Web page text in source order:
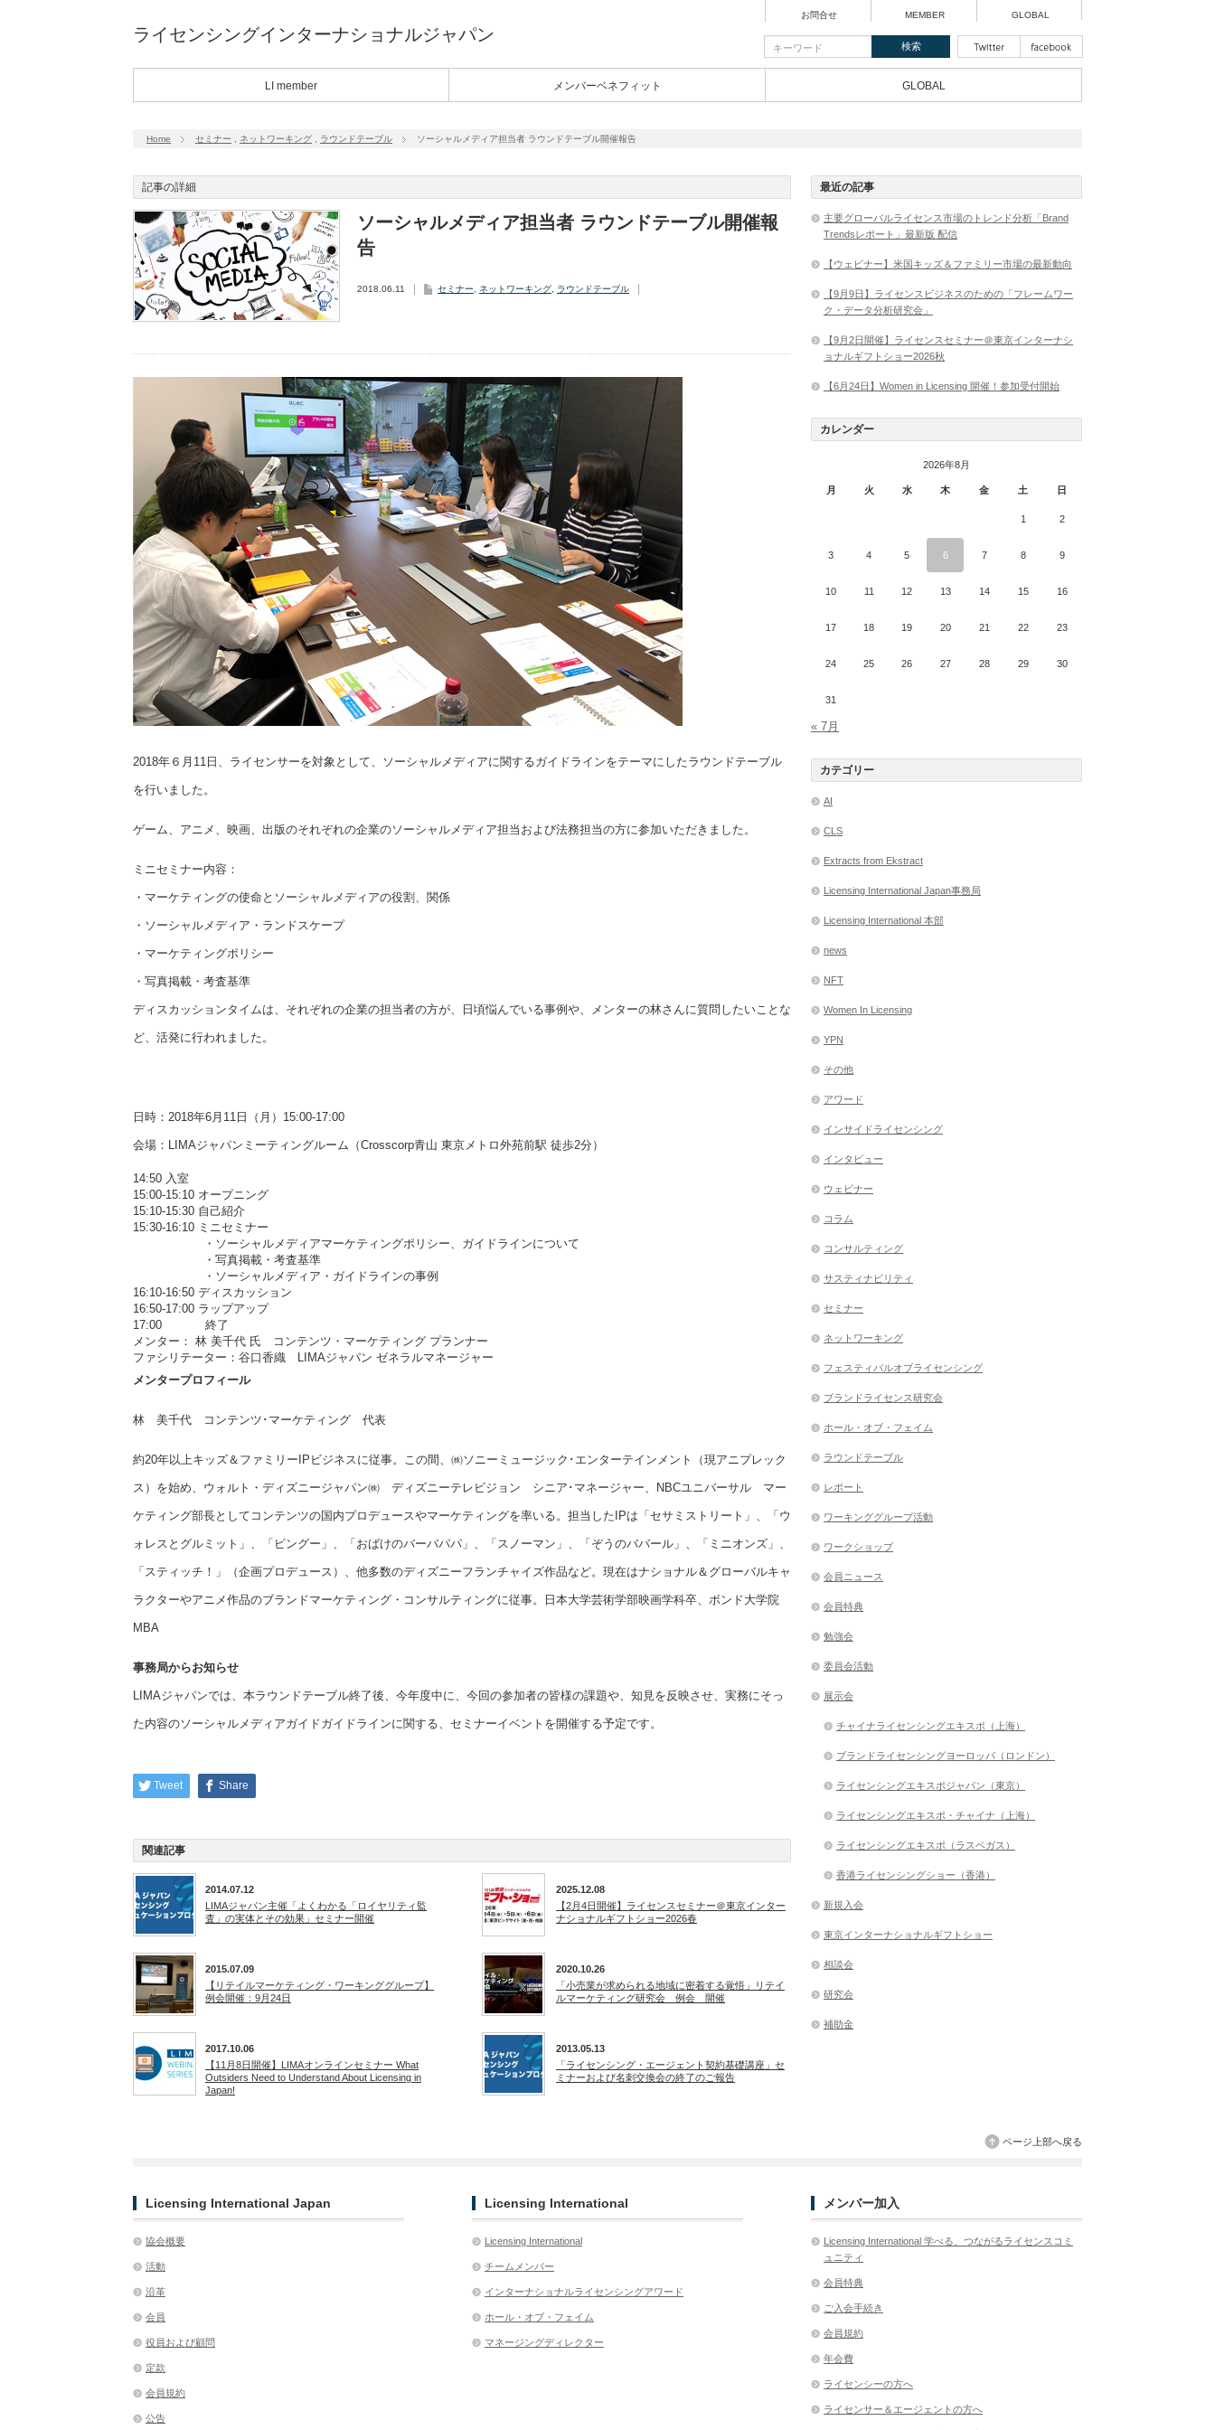
ライセンシングインターナショナルジャパン
お問合せ MEMBER GLOBAL
LI member メンバーベネフィット GLOBAL
Home セミナー ネットワーキング ラウンドテーブル ソーシャルメディア担当者 ラウンドテーブル開催報告
記事の詳細
ソーシャルメディア担当者 ラウンドテーブル開催報
告
2018.06.11 セミナー ネットワーキング ラウンドテーブル
2018年６月11日、ライセンサーを対象として、ソーシャルメディアに関するガイドラインをテーマにしたラウンドテーブル
を行いました。
ゲーム、アニメ、映画、出版のそれぞれの企業のソーシャルメディア担当および法務担当の方に参加いただきました。
ミニセミナー内容：
・マーケティングの使命とソーシャルメディアの役割、関係
・ソーシャルメディア・ランドスケープ
・マーケティングポリシー
・写真掲載・考査基準
ディスカッションタイムは、それぞれの企業の担当者の方が、日頃悩んでいる事例や、メンターの林さんに質問したいことな
ど、活発に行われました。
日時：2018年6月11日（月）15:00-17:00
会場：LIMAジャパンミーティングルーム（Crosscorp青山 東京メトロ外苑前駅 徒歩2分）
14:50 入室
15:00-15:10 オープニング
15:10-15:30 自己紹介
15:30-16:10 ミニセミナー
・ソーシャルメディアマーケティングポリシー、ガイドラインについて
・写真掲載・考査基準
・ソーシャルメディア・ガイドラインの事例
16:10-16:50 ディスカッション
16:50-17:00 ラップアップ
17:00 終了
メンター： 林 美千代 氏 コンテンツ・マーケティング プランナー
ファシリテーター：谷口香織 LIMAジャパン ゼネラルマネージャー
メンタープロフィール
林 美千代 コンテンツ･マーケティング 代表
約20年以上キッズ＆ファミリーIPビジネスに従事。この間、㈱ソニーミュージック･エンターテインメント（現アニプレック
ス）を始め、ウォルト・ディズニージャパン㈱ ディズニーテレビジョン シニア･マネージャー、NBCユニバーサル マー
ケティング部長としてコンテンツの国内プロデュースやマーケティングを率いる。担当したIPは「セサミストリート」、「ウ
ォレスとグルミット」、「ピングー」、「おばけのバーバパパ」、「スノーマン」、「ぞうのババール」、「ミニオンズ」、
「スティッチ！」（企画プロデュース）、他多数のディズニーフランチャイズ作品など。現在はナショナル＆グローバルキャ
ラクターやアニメ作品のブランドマーケティング・コンサルティングに従事。日本大学芸術学部映画学科卒、ボンド大学院
MBA
事務局からお知らせ
LIMAジャパンでは、本ラウンドテーブル終了後、今年度中に、今回の参加者の皆様の課題や、知見を反映させ、実務にそっ
た内容のソーシャルメディアガイドガイドラインに関する、セミナーイベントを開催する予定です。
Tweet Share
関連記事
2014.07.12
LIMAジャパン主催「よくわかる「ロイヤリティ監
査」の実体とその効果」セミナー開催
2025.12.08
【2月4日開催】ライセンスセミナー＠東京インター
ナショナルギフトショー2026春
2015.07.09
【リテイルマーケティング・ワーキンググループ】
例会開催：9月24日
2020.10.26
「小売業が求められる地域に密着する覚悟」リテイ
ルマーケティング研究会 例会 開催
2017.10.06
【11月8日開催】LIMAオンラインセミナー What
Outsiders Need to Understand About Licensing in
Japan!
2013.05.13
「ライセンシング・エージェント契約基礎講座」セ
ミナーおよび名刺交換会の終了のご報告
最近の記事
主要グローバルライセンス市場のトレンド分析「Brand
Trendsレポート」最新版 配信
【ウェビナー】米国キッズ＆ファミリー市場の最新動向
【9月9日】ライセンスビジネスのための「フレームワー
ク・データ分析研究会」
【9月2日開催】ライセンスセミナー＠東京インターナシ
ョナルギフトショー2026秋
【6月24日】Women in Licensing 開催！参加受付開始
カレンダー
2026年8月
月 火 水 木 金 土 日
1 2
3 4 5 6 7 8 9
10 11 12 13 14 15 16
17 18 19 20 21 22 23
24 25 26 27 28 29 30
31
« 7月
カテゴリー
AI
CLS
Extracts from Ekstract
Licensing International Japan事務局
Licensing International 本部
news
NFT
Women In Licensing
YPN
その他
アワード
インサイドライセンシング
インタビュー
ウェビナー
コラム
コンサルティング
サスティナビリティ
セミナー
ネットワーキング
フェスティバルオブライセンシング
ブランドライセンス研究会
ホール・オブ・フェイム
ラウンドテーブル
レポート
ワーキンググループ活動
ワークショップ
会員ニュース
会員特典
勉強会
委員会活動
展示会
チャイナライセンシングエキスポ（上海）
ブランドライセンシングヨーロッパ（ロンドン）
ライセンシングエキスポジャパン（東京）
ライセンシングエキスポ・チャイナ（上海）
ライセンシングエキスポ（ラスベガス）
香港ライセンシングショー（香港）
新規入会
東京インターナショナルギフトショー
相談会
研究会
補助金
ページ上部へ戻る
Licensing International Japan
協会概要
活動
沿革
会員
役員および顧問
定款
会員規約
公告
Licensing International
Licensing International
チームメンバー
インターナショナルライセンシングアワード
ホール・オブ・フェイム
マネージングディレクター
メンバー加入
Licensing International 学べる、つながるライセンスコミ
ュニティ
会員特典
ご入会手続き
会員規約
年会費
ライセンシーの方へ
ライセンサー＆エージェントの方へ